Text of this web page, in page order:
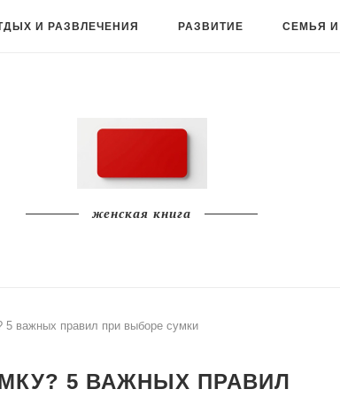
И РАЗВЛЕЧЕНИЯ РАЗВИТИЕ СЕМЬЯ И
женская книга
5 важных правил при выборе сумки
5 ВАЖНЫХ ПРАВИЛ